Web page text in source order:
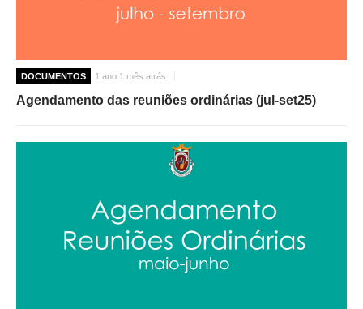
DOCUMENTOS 1 ano 1 mês atrás
Agendamento das reuniões ordinárias (jul-set25)